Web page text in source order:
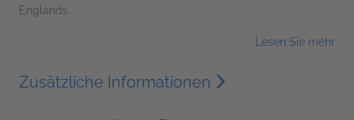
Englands...
Lesen Sie mehr
Zusätzliche Informationen